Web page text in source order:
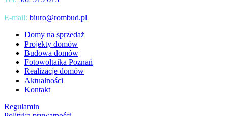
E-mail: biuro@rombud.pl
Domy na sprzedaż
Projekty domów
Budowa domów
Fotowoltaika Poznań
Realizacje domów
Aktualności
Kontakt
Regulamin